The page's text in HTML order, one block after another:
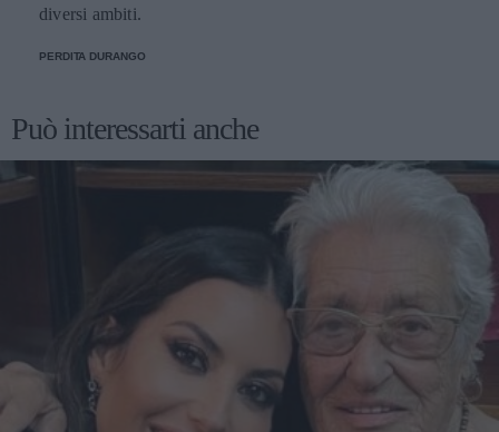
diversi ambiti.
PERDITA DURANGO
Può interessarti anche